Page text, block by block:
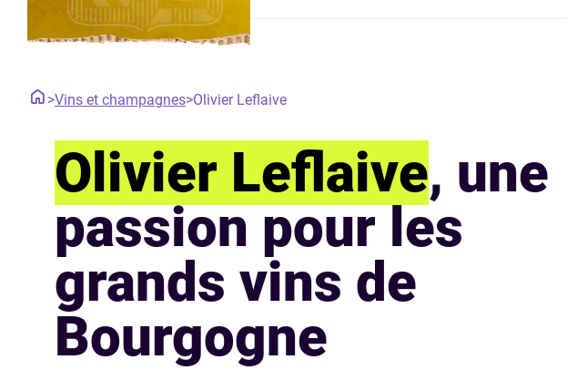
>Vins et champagnes>Olivier Leflaive
Olivier Leflaive, une
passion pour les
grands vins de
Bourgogne